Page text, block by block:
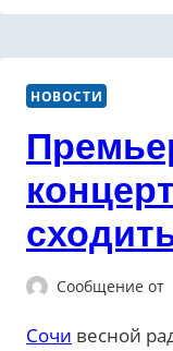
НОВОСТИ
Сообщение от
Сочи весной